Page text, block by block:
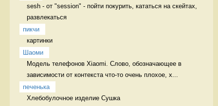
sesh - от "session" - пойти покурить, кататься на скейтах,
развлекаться
пикчи
картинки
Шаоми
Модель телефонов Xiaomi. Слово, обозначающее в
зависимости от контекста что-то очень плохое, х...
печенька
Хлебобулочное изделие Сушка